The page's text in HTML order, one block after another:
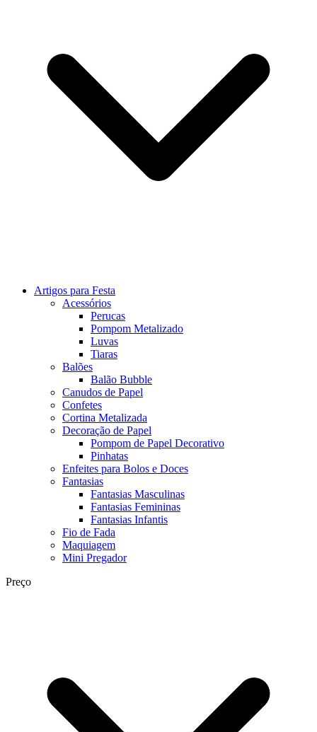
Artigos para Festa
Acessórios
Perucas
Pompom Metalizado
Luvas
Tiaras
Balões
Balão Bubble
Canudos de Papel
Confetes
Cortina Metalizada
Decoração de Papel
Pompom de Papel Decorativo
Pinhatas
Enfeites para Bolos e Doces
Fantasias
Fantasias Masculinas
Fantasias Femininas
Fantasias Infantis
Fio de Fada
Maquiagem
Mini Pregador
Preço